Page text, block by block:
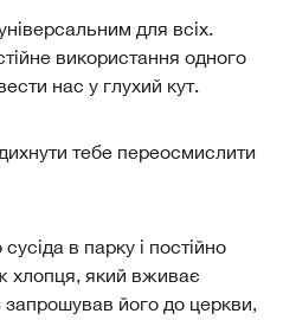
для всіх.
використання одного
нас у глухий кут.
тебе переосмислити
в парку і постійно
хлопця, який вживає
запрошував його до церкви,